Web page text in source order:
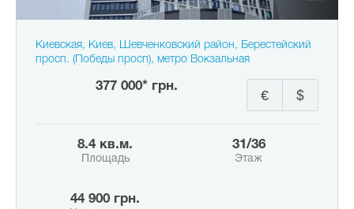
Киевская, Киев, Шевченковский район, Берестейский
просп. (Победы просп), метро Вокзальная
377 000* грн.
$
€
8.4 кв.м.
Площадь
31/36
Этаж
44 900 грн.